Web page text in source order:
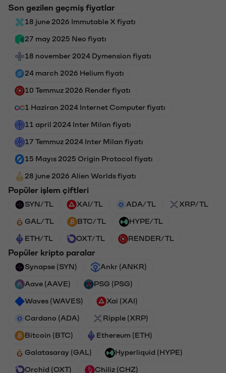
Son gezilen geçmiş fiyatlar
18 june 2026 Immutable X fiyatı
27 may 2025 Neo fiyatı
18 november 2024 Dymension fiyatı
24 march 2026 Helium fiyatı
10 Temmuz 2026 Render fiyatı
1 Haziran 2024 Internet Computer fiyatı
11 april 2024 Inter Milan fiyatı
17 Temmuz 2024 Inter Milan fiyatı
15 Mayıs 2025 Origin Protocol fiyatı
28 june 2026 Alien Worlds fiyatı
Popüler işlem çiftleri
SYN/TL XAI/TL ADA/TL XRP/TL
GAL/TL BTC/TL HYPE/TL
ETH/TL OXT/TL RENDER/TL
Popüler kripto paralar
Synapse (SYN) Ankr (ANKR)
Aave (AAVE) PSG (PSG)
Waves (WAVES) Xai (XAI)
Cardano (ADA) Ripple (XRP)
Bitcoin (BTC) Ethereum (ETH)
Galatasaray (GAL) Hyperliquid (HYPE)
Orchid (OXT) Chiliz (CHZ)